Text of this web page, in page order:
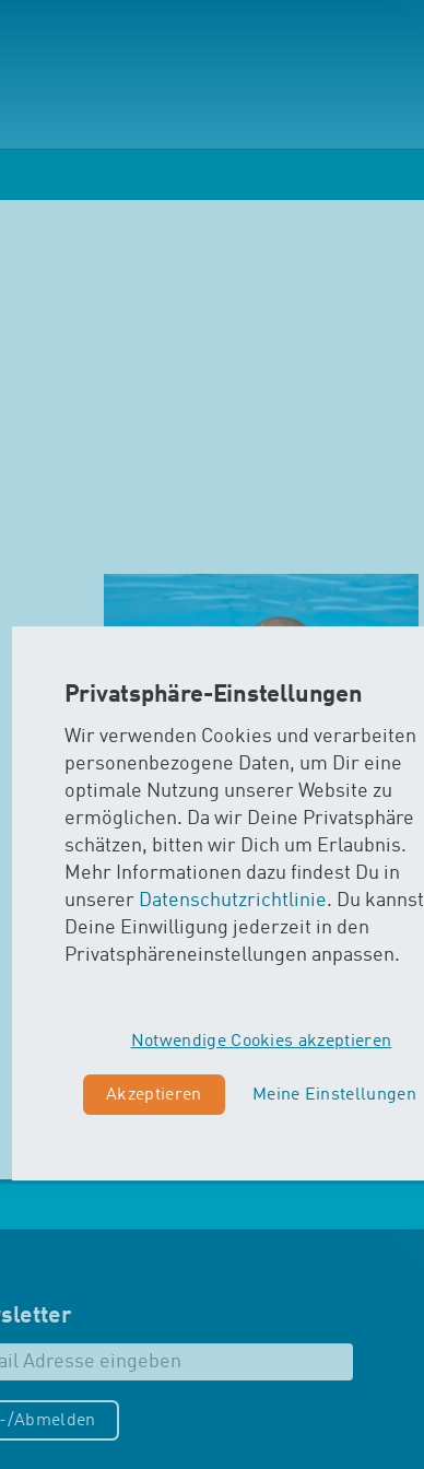
Privatsphäre-Einstellungen
Wir verwenden Cookies und verarbeiten
personenbezogene Daten, um Dir eine
optimale Nutzung unserer Website zu
ermöglichen. Da wir Deine Privatsphäre
schätzen, bitten wir Dich um Erlaubnis.
Mehr Informationen dazu findest Du in
unserer Datenschutzrichtlinie. Du kannst
Deine Einwilligung jederzeit in den
Privatsphäreneinstellungen anpassen.
Notwendige Cookies akzeptieren
Akzeptieren Meine Einstellungen
MAXIS
AB 15 MONATEN
Im MAXIS-Kurs stehen Sicherheit
und Spass im Wasser im
unterschiedlichen
Schwimmtechniken…
Abmelden